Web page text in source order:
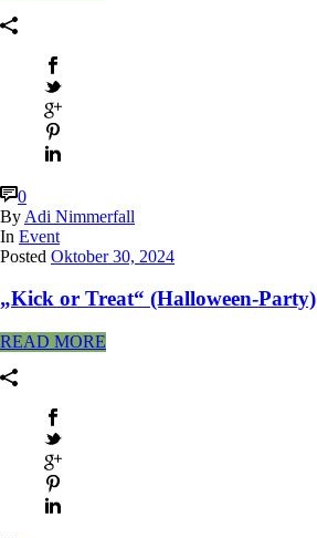
0
By Adi Nimmerfall
In Event
Posted Oktober 30, 2024
„Kick or Treat“ (Halloween-Party)
READ MORE